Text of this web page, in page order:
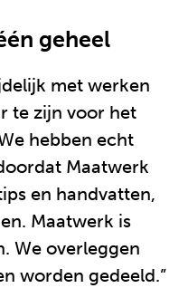
geheel
met werken
te zijn voor het
hebben echt
Maatwerk
en handvatten,
Maatwerk is
We overleggen
worden gedeeld.”